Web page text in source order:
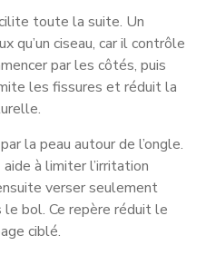
toute la suite. Un
qu’un ciseau, car il contrôle
par les côtés, puis
les fissures et réduit la
la peau autour de l’ongle.
aide à limiter l’irritation
verser seulement
le bol. Ce repère réduit le
ciblé.